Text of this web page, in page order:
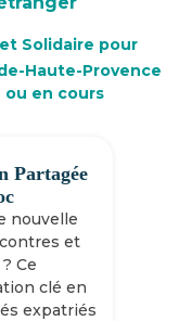
Solidaire pour
Haute-Provence
en cours
Partagée
nouvelle
et
Ce
clé en
expatriés